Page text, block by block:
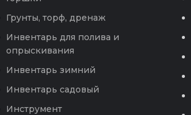
Грунты, торф, дренаж
Инвентарь для полива и
опрыскивания
Инвентарь зимний
Инвентарь садовый
Инструмент